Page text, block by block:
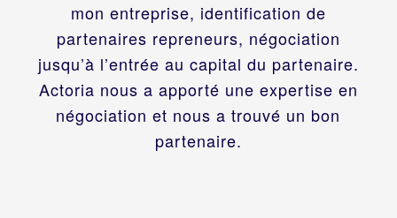
mon entreprise, identification de
partenaires repreneurs, négociation
jusqu’à l’entrée au capital du partenaire.
Actoria nous a apporté une expertise en
négociation et nous a trouvé un bon
partenaire.